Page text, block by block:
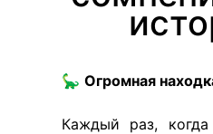
🦕 Огромная
Каждый раз,